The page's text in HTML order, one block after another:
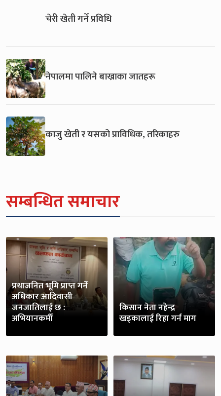
चेरी खेती गर्ने प्रविधि
नेपालमा पालिने बाख्राका जातहरू
काजु खेती र यसको प्राविधिक, तरिकाहरु
सम्बन्धित समाचार
प्रथाजनित भूमि प्राप्त गर्ने
अधिकार आदिवासी
जनजातिलाई छ :
अभियानकर्मी
किसान नेता नहेन्द्र
खड्कालाई रिहा गर्न माग